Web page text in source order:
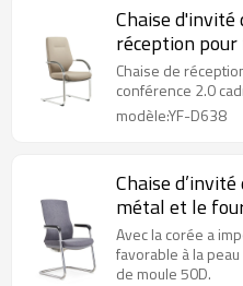
Chaise d'invité
réception
conférence
Chaise de
conférence 2.0
modèle:YF-D638
Chaise
métal et le
d’unité
Avec la corée a
favorable à la
de moule 50D.